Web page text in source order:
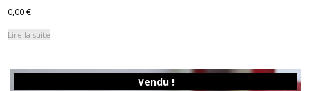
0,00€
Lire la suite
Vendu !